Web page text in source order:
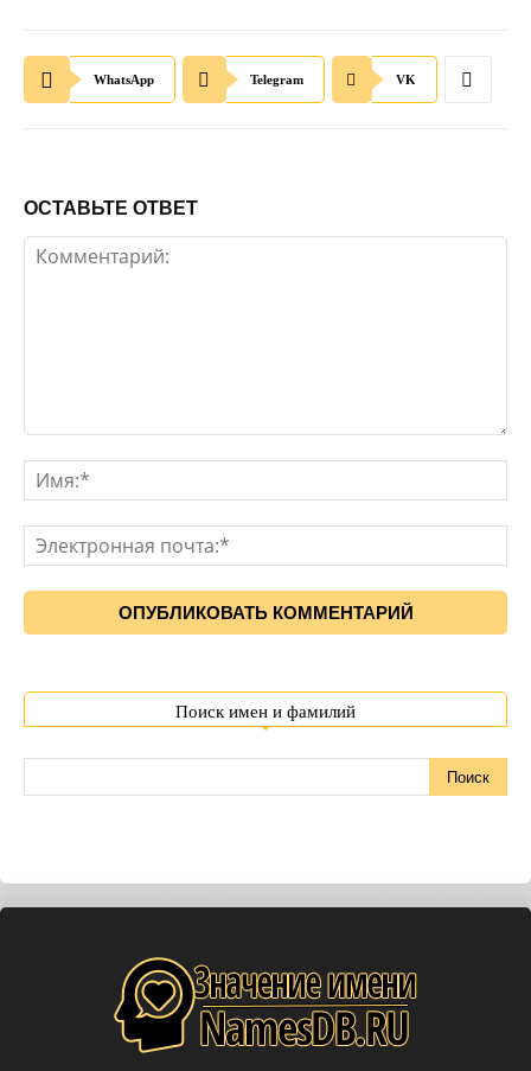
WhatsApp Telegram VK
ОСТАВЬТЕ ОТВЕТ
Поиск имен и фамилий